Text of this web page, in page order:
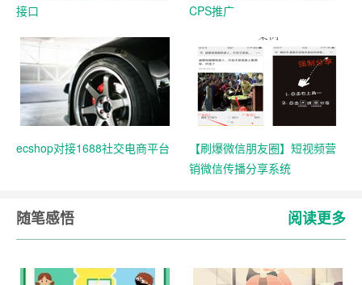
接口
CPS推广
ecshop对接1688社交电商平台
【刷爆微信朋友圈】短视频营
销微信传播分享系统
随笔感悟 阅读更多